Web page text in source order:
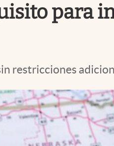
para
restricciones